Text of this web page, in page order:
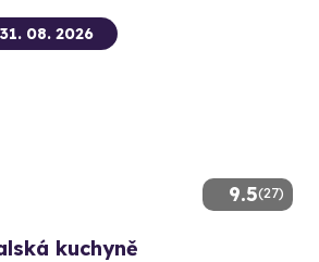
9.5(27)
08. 2026
kuchyně